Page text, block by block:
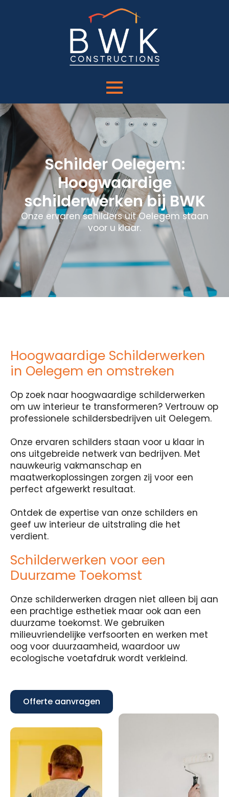
Schilder Oelegem:
Hoogwaardige
schilderwerken bij BWK
Onze ervaren schilders uit Oelegem staan
voor u klaar.
Hoogwaardige Schilderwerken
in Oelegem en omstreken
Op zoek naar hoogwaardige schilderwerken
om uw interieur te transformeren? Vertrouw op
professionele schildersbedrijven uit Oelegem.
Onze ervaren schilders staan voor u klaar in
ons uitgebreide netwerk van bedrijven. Met
nauwkeurig vakmanschap en
maatwerkoplossingen zorgen zij voor een
perfect afgewerkt resultaat.
Ontdek de expertise van onze schilders en
geef uw interieur de uitstraling die het
verdient.
Schilderwerken voor een
Duurzame Toekomst
Onze schilderwerken dragen niet alleen bij aan
een prachtige esthetiek maar ook aan een
duurzame toekomst. We gebruiken
milieuvriendelijke verfsoorten en werken met
oog voor duurzaamheid, waardoor uw
ecologische voetafdruk wordt verkleind.
Offerte aanvragen